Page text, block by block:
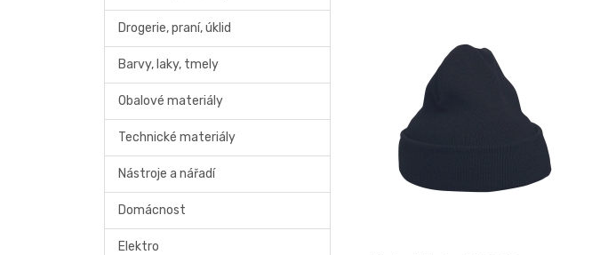
Drogerie, praní, úklid
Barvy, laky, tmely
Obalové materiály
Technické materiály
Nástroje a nářadí
Domácnost
Elektro